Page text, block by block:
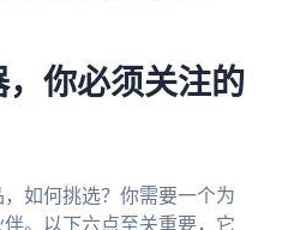
你必须关注的
如何挑选？你需要一个为
。以下六点至关重要，它